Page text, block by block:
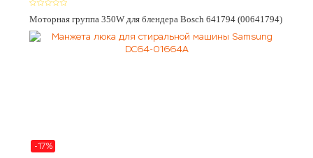
Моторная группа 350W для блендера Bosch 641794 (00641794)
-17%